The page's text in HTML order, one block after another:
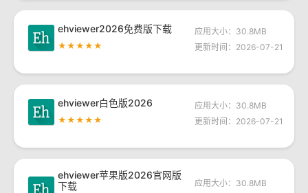
ehviewer2026免费版下载
★★★★★
应用大小：30.8MB
更新时间：2026-07-21
ehviewer白色版2026
★★★★★
应用大小：30.8MB
更新时间：2026-07-21
ehviewer苹果版2026官网版
下载
应用大小：30.8MB